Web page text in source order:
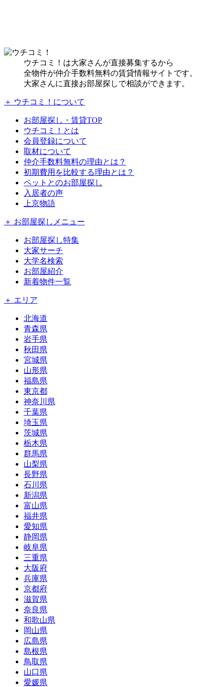
ウチコミ！は大家さんが直接募集するから
全物件が仲介手数料無料の賃貸情報サイトです。
大家さんに直接お部屋探しで相談ができます。
＋ ウチコミ！について
お部屋探し・賃貸TOP
ウチコミ！とは
会員登録について
取材について
仲介手数料無料の理由とは？
初期費用を比較する理由とは？
ペットとのお部屋探し
入居者の声
上京物語
＋ お部屋探しメニュー
お部屋探し特集
大家サーチ
大学名検索
お部屋紹介
新着物件一覧
＋ エリア
北海道
青森県
岩手県
秋田県
宮城県
山形県
福島県
東京都
神奈川県
千葉県
埼玉県
茨城県
栃木県
群馬県
山梨県
長野県
石川県
新潟県
富山県
福井県
愛知県
静岡県
岐阜県
三重県
大阪府
兵庫県
京都府
滋賀県
奈良県
和歌山県
岡山県
広島県
島根県
鳥取県
山口県
愛媛県